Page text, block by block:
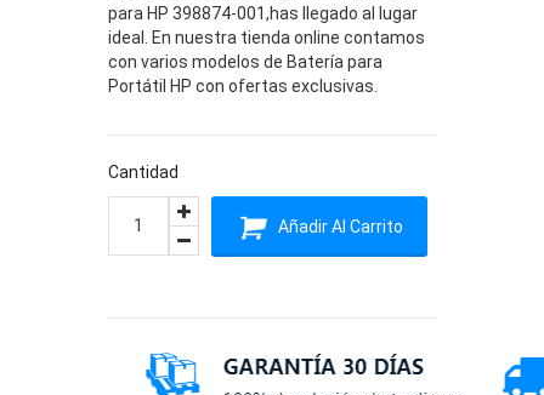
para HP 398874-001,has llegado al lugar
ideal. En nuestra tienda online contamos
con varios modelos de Batería para
Portátil HP con ofertas exclusivas.
Cantidad
Añadir Al Carrito